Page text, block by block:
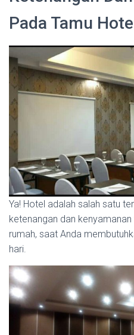
Pada Tamu
Ya! Hotel adalah salah satu
ketenangan dan
rumah, saat Anda
hari.